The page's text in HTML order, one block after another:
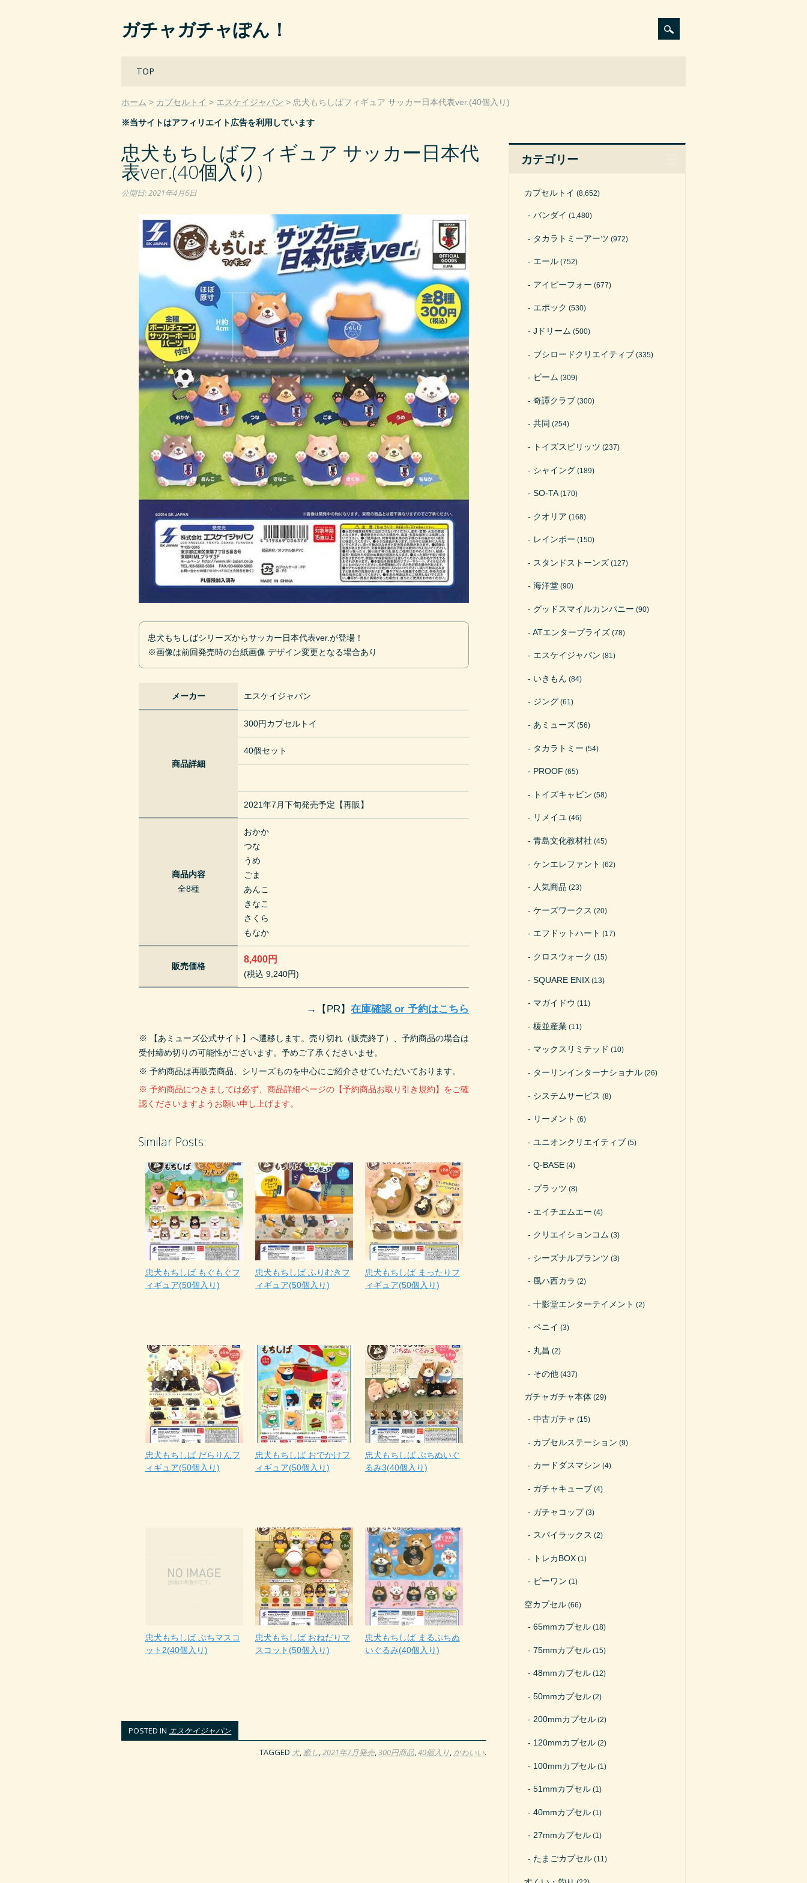
ガチャガチャぽん！
Main menu
TOP
ホーム カプセルトイ エスケイジャパン 忠犬もちしばフィギュア サッカー日本代表ver.(40個入り)
※当サイトはアフィリエイト広告を利用しています
忠犬もちしばフィギュア サッカー日本代
表ver.(40個入り)
公開日:2021年4月6日
忠犬もちしばシリーズからサッカー日本代表ver.が登場！
※画像は前回発売時の台紙画像 デザイン変更となる場合あり
メーカー エスケイジャパン
商品詳細
300円カプセルトイ
40個セット
2021年7月下旬発売予定【再販】
商品内容
全8種
おかか
つな
うめ
ごま
あんこ
きなこ
さくら
もなか
販売価格
8,400円
(税込 9,240円)
→ 【PR】在庫確認 or 予約はこちら
※ 【あミューズ公式サイト】へ遷移します。売り切れ（販売終了）、予約商品の場合は
受付締め切りの可能性がございます。予めご了承くださいませ。
※ 予約商品は再販売商品、シリーズものを中心にご紹介させていただいております。
※ 予約商品につきましては必ず、商品詳細ページの【予約商品お取り引き規約】をご確
認くださいますようお願い申し上げます。
Similar Posts:
忠犬もちしば もぐもぐフ
ィギュア(50個入り)
忠犬もちしば ふりむきフ
ィギュア(50個入り)
忠犬もちしば まったりフ
ィギュア(50個入り)
忠犬もちしば だらりんフ
ィギュア(50個入り)
忠犬もちしば おでかけフ
ィギュア(50個入り)
忠犬もちしば ぷちぬいぐ
るみ3(40個入り)
忠犬もちしば ぷちマスコ
ット2(40個入り)
忠犬もちしば おねだりマ
スコット(50個入り)
忠犬もちしば まるぷちぬ
いぐるみ(40個入り)
POSTED IN エスケイジャパン
TAGGED 犬, 癒し,2021年7月発売,300円商品,40個入り, かわいい.
カテゴリー
カプセルトイ (8,652)
バンダイ (1,480)
タカラトミーアーツ (972)
エール (752)
アイピーフォー (677)
エポック (530)
Jドリーム (500)
ブシロードクリエイティブ (335)
ビーム (309)
奇譚クラブ (300)
共同 (254)
トイズスピリッツ (237)
シャイング (189)
SO-TA(170)
クオリア (168)
レインボー (150)
スタンドストーンズ (127)
海洋堂 (90)
グッドスマイルカンパニー (90)
ATエンタープライズ (78)
エスケイジャパン (81)
いきもん (84)
ジング (61)
あミューズ (56)
タカラトミー (54)
PROOF (65)
トイズキャビン (58)
リメイユ (46)
青島文化教材社 (45)
ケンエレファント (62)
人気商品 (23)
ケーズワークス (20)
エフドットハート (17)
クロスウォーク (15)
SQUARE ENIX (13)
マガイドウ (11)
榎並産業 (11)
マックスリミテッド (10)
ターリンインターナショナル (26)
システムサービス (8)
リーメント (6)
ユニオンクリエイティブ (5)
Q-BASE (4)
プラッツ (8)
エイチエムエー (4)
クリエイションコム (3)
シーズナルプランツ (3)
風ハ西カラ (2)
十影堂エンターテイメント (2)
ペニイ (3)
丸昌 (2)
その他 (437)
ガチャガチャ本体 (29)
中古ガチャ (15)
カプセルステーション (9)
カードダスマシン (4)
ガチャキューブ (4)
ガチャコップ(3)
スパイラックス (2)
トレカBOX (1)
ビーワン (1)
空カプセル (66)
65mmカプセル (18)
75mmカプセル (15)
48mmカプセル (12)
50mmカプセル (2)
200mmカプセル (2)
120mmカプセル (2)
100mmカプセル (1)
51mmカプセル (1)
40mmカプセル (1)
27mmカプセル (1)
たまごカプセル (11)